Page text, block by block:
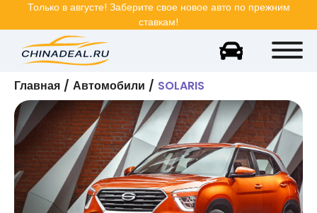
Только в августе! Заберите свое новое авто по прежним
ставкам!
Главная Автомобили SOLARIS